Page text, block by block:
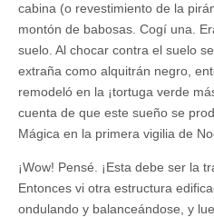
cabina (o revestimiento de la
montón de babosas. Cogí una.
suelo. Al chocar contra el suelo
extraña como alquitrán negro,
remodeló en la ¡tortuga verde
cuenta de que este sueño se
Mágica en la primera vigilia de
¡Wow! Pensé. ¡Esta debe ser la
Entonces vi otra estructura
ondulando y balanceándose, y